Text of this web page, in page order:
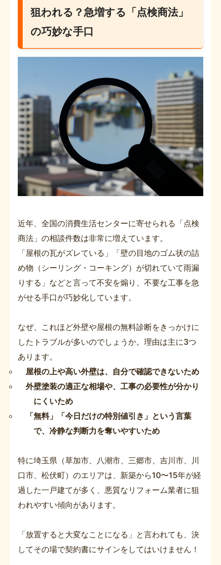
狙われる？急増する「点検商法」
の巧妙な手口
近年、全国の消費生活センターに寄せられる「点検
商法」の相談件数は非常に増えています。
「屋根の瓦がズレている」「壁の目地のゴム状の詰
め物（シーリング・コーキング）が切れていて雨漏
りする」などと言って不安を煽り、不要な工事を急
がせる手口が巧妙化しています。
なぜ、これほど外壁や屋根の無料診断をきっかけに
したトラブルが多いのでしょうか。理由は主に3つ
あります。
屋根の上や高い外壁は、自分で確認できないため
外壁塗装の適正な相場や、工事の必要性が分かり
にくいため
「無料」「今日だけの特別値引き」という言葉
で、冷静な判断力を奪いやすいため
特に埼玉県（草加市、八潮市、三郷市、吉川市、川
口市、松伏町）のエリアは、新築から10〜15年が経
過した一戸建てが多く、悪質なリフォーム業者に狙
われやすい傾向があります。
「放置すると大変なことになる」と言われても、決
してその場で契約書にサインをしてはいけません！